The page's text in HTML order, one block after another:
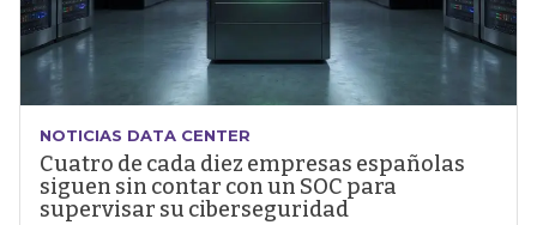
NOTICIAS DATA CENTER
Cuatro de cada diez empresas españolas
siguen sin contar con un SOC para
supervisar su ciberseguridad